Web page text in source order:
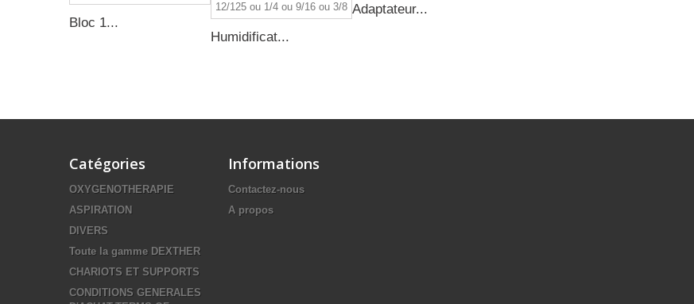
Bloc 1...
Humidificat...
Adaptateur...
Catégories
OXYGENOTHERAPIE
ASPIRATION
DIVERS
Toute la gamme DEXTHER
CHARIOTS ET SUPPORTS
CONDITIONS GENERALES
Informations
Contactez-nous
A propos